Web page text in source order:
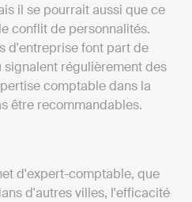
il se pourrait aussi que ce
conflit de personnalités.
d'entreprise font part de
signalent régulièrement des
comptable dans la
être recommandables.
d'expert-comptable, que
d'autres villes, l'efficacité